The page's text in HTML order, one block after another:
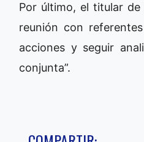
Por último, el titular de
reunión con
acciones y seguir
conjunta”.